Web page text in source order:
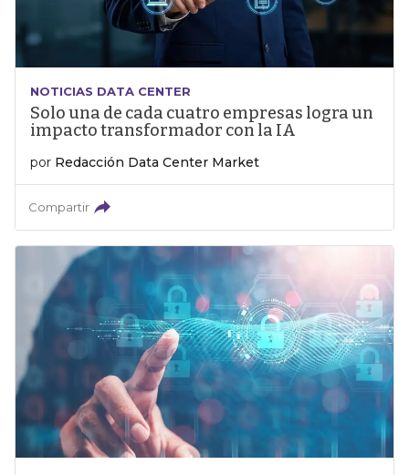
NOTICIAS DATA CENTER
Solo una de cada cuatro empresas logra un
impacto transformador con la IA
por Redacción Data Center Market
Compartir